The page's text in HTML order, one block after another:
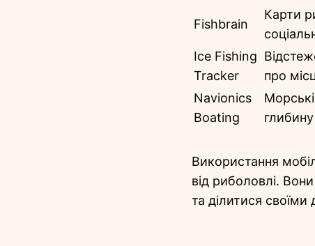
Fishbrain
Карти
Ice Fishing
Tracker
про
Navionics
Boating
глибину
Використання
від риболовлі.
та ділитися